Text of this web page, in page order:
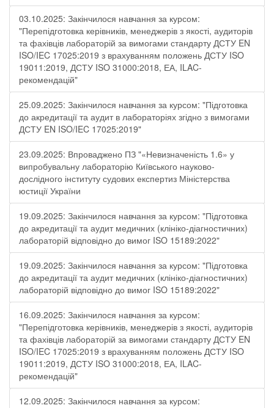
03.10.2025: Закінчилося навчання за курсом:
"Перепідготовка керівників, менеджерів з якості, аудиторів
та фахівців лабораторій за вимогами стандарту ДСТУ EN
ISO/IEC 17025:2019 з врахуванням положень ДСТУ ISO
19011:2019, ДСТУ ISO 31000:2018, ЕА, ILAC-
рекомендацій"
25.09.2025: Закінчилося навчання за курсом: "Підготовка
до акредитації та аудит в лабораторіях згідно з вимогами
ДСТУ EN ISO/IEC 17025:2019"
23.09.2025: Впроваджено ПЗ "«Невизначеність 1.6» у
випробувальну лабораторію Київського науково-
дослідного інституту судових експертиз Міністерства
юстиції України
19.09.2025: Закінчилося навчання за курсом: "Підготовка
до акредитації та аудит медичних (клініко-діагностичних)
лабораторій відповідно до вимог ISO 15189:2022"
19.09.2025: Закінчилося навчання за курсом: "Підготовка
до акредитації та аудит медичних (клініко-діагностичних)
лабораторій відповідно до вимог ISO 15189:2022"
16.09.2025: Закінчилося навчання за курсом:
"Перепідготовка керівників, менеджерів з якості, аудиторів
та фахівців лабораторій за вимогами стандарту ДСТУ EN
ISO/IEC 17025:2019 з врахуванням положень ДСТУ ISO
19011:2019, ДСТУ ISO 31000:2018, ЕА, ILAC-
рекомендацій"
12.09.2025: Закінчилося навчання за курсом: